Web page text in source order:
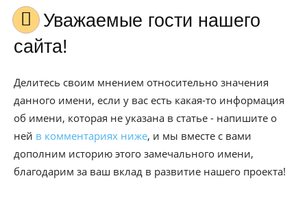
Уважаемые гости нашего
сайта!
Делитесь своим мнением относительно значения
данного имени, если у вас есть какая-то информация
об имени, которая не указана в статье - напишите о
ней в комментариях ниже, и мы вместе с вами
дополним историю этого замечального имени,
благодарим за ваш вклад в развитие нашего проекта!